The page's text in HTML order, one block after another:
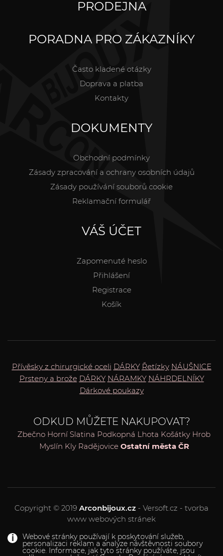
Webové stránky používají k poskytování služeb,
personalizaci reklam a analýze návštěvnosti soubory
cookie. Informace, jak tyto stránky používáte, jsou
PRODEJNA
PORADNA PRO ZÁKAZNÍKY
Často kladené otázky
Doprava a platba
Kontakty
DOKUMENTY
Obchodní podmínky
Zásady zpracování a ochrany osobních údajů
Zásady používání souborů cookie
Reklamační formulář
VÁŠ ÚČET
Zapomenuté heslo
Přihlášení
Registrace
Košík
Přívěsky z chirurgické oceli DÁRKY Řetízky NÁUŠNICE
Prsteny a brože DÁRKY NÁRAMKY NÁHRDELNÍKY
Dárkové poukazy
ODKUD MŮŽETE NAKUPOVAT?
Zbečno Horní Slatina Podkopná Lhota Košátky Hrob
Myslín Kly Radějovice Ostatní města ČR
Copyright © 2019 Arconbijoux.cz - Versoft.cz - tvorba
www webových stránek